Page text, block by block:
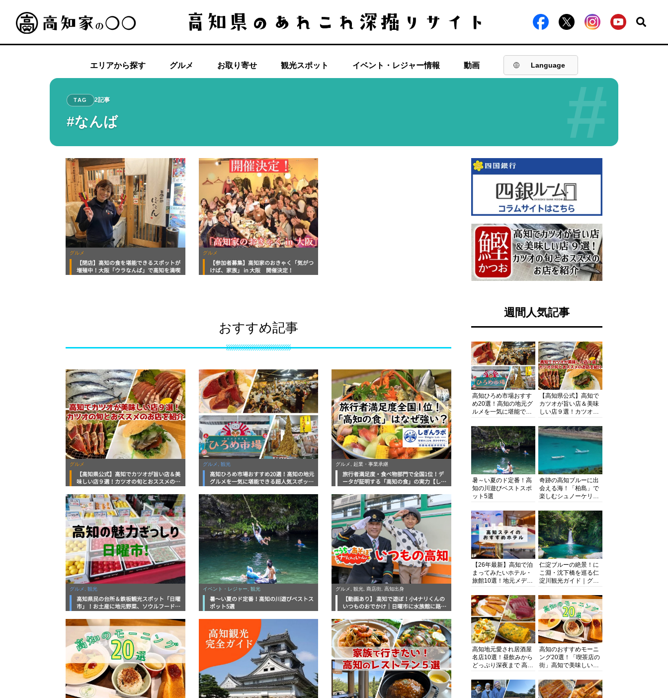
エリアから探す グルメ お取り寄せ 観光スポット イベント・レジャー情報 動画 Language
#
TAG 2記事
#なんば
グルメ
【閉店】高知の食を堪能できるスポットが
増殖中！大阪「ウラなんば」で高知を満喫
グルメ
【参加者募集】高知家のおきゃく「気がつ
けば、家族」 in 大阪 開催決定！
おすすめ記事
グルメ
【高知県公式】高知でカツオが旨い店＆美
味しい店９選！カツオの旬とおススメのお
グルメ, 観光
高知ひろめ市場おすすめ20選！高知の地元
グルメを一気に堪能できる超人気スポット
グルメ, 起業・事業承継
旅行者満足度・食べ物部門で全国1位！デ
ータが証明する「高知の食」の実力【しぎ
グルメ, 観光
高知県民の台所＆鉄板観光スポット「日曜
市」！お土産に地元野菜、ソウルフードま
底解説！
イベント・レジャー, 観光
暑～い夏のド定番！高知の川遊びベストス
ポット5選
グルメ, 観光, 商店街, 高知出身
【動画あり】 高知で遊ぼ！小4ナリくんの
いつものおでかけ｜日曜市に水族館に路面
週間人気記事
高知ひろめ市場おすす
め20選！高知の地元グ
ルメを一気に堪能でき
底解剖
【高知県公式】高知で
カツオが旨い店＆美味
しい店９選！カツオの
紹介
暑～い夏のド定番！高
知の川遊びベストスポ
ット5選
奇跡の高知ブルーに出
会える海！「柏島」で
楽しむシュノーケリン
浴にキャンプまで透明
度抜群の海の楽園を徹
底紹介
【26年最新】高知で泊
まってみたいホテル・
旅館10選！地元メディ
厳選
仁淀ブルーの絶景！に
こ淵・沈下橋を巡る仁
淀川観光ガイド｜グル
まで完全網羅！
高知地元愛され居酒屋
名店10選！昼飲みから
どっぷり深夜まで 高知
知グルメPro】
高知のおすすめモーニ
ング20選！「喫茶店の
街」高知で美味しい喫
グをいただきます！